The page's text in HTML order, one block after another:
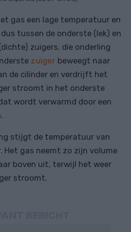
gas een lage temperatuur en
tussen de onderste (lek) en
zuigers, die onderling
zuiger beweegt naar
de cilinder en verdrijft het
stroomt in het onderste
wordt verwarmd door een
stijgt de temperatuur van
Het gas neemt zo zijn volume
boven uit, terwijl het weer
stroomt.